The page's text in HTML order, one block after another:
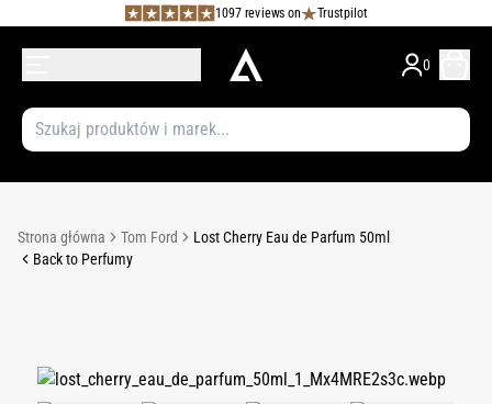
1097 reviews on Trustpilot
0
Strona główna Tom Ford
Lost Cherry Eau de Parfum 50ml
Back to Perfumy